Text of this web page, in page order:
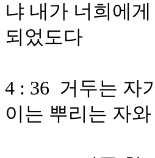
냐 내가 너희에
되었도다
4 : 36 거두는 자
이는 뿌리는 자